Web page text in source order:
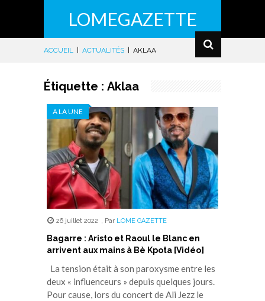
LOMEGAZETTE
ACCUEIL ACTUALITÉS AKLAA
Étiquette : Aklaa
A LA UNE
26 juillet 2022 , Par LOME GAZETTE
Bagarre : Aristo et Raoul le Blanc en
arrivent aux mains à Bè Kpota [Vidéo]
La tension était à son paroxysme entre les
deux « influenceurs » depuis quelques jours.
Pour cause, lors du concert de Ali Jezz le